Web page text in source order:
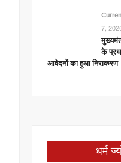
7,
के
आवेदनों का हुआ निराकरण
धर्म